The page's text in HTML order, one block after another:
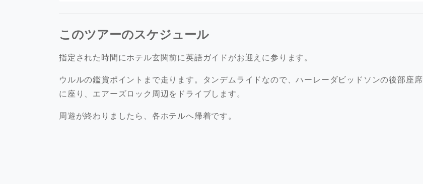
このツアーのスケジュール
指定された時間にホテル玄関前に英語ガイドがお迎えに参ります。
ウルルの鑑賞ポイントまで走ります。タンデムライドなので、ハーレーダビッドソンの後部座席
に座り、エアーズロック周辺をドライブします。
周遊が終わりましたら、各ホテルへ帰着です。